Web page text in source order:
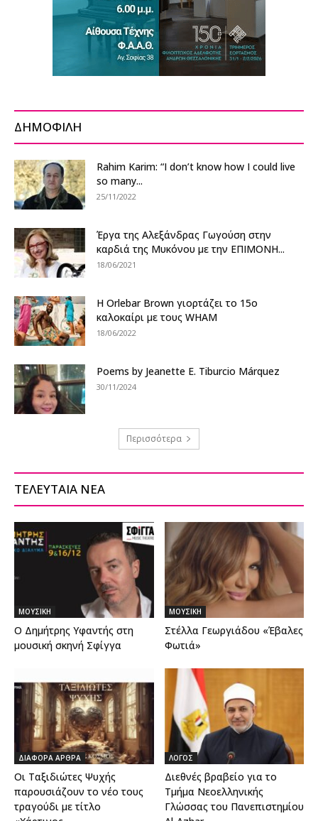
ΔΗΜΟΦΙΛΗ
Rahim Karim: “I don’t know how I could live
so many...
25/11/2022
Έργα της Αλεξάνδρας Γωγούση στην
καρδιά της Μυκόνου με την ΕΠΙΜΟΝΗ...
18/06/2021
Η Orlebar Brown γιορτάζει το 15ο
καλοκαίρι με τους WHAM
18/06/2022
Poems by Jeanette E. Tiburcio Márquez
30/11/2024
Περισσότερα
ΤΕΛΕΥΤΑΙΑ ΝΕΑ
ΜΟΥΣΙΚΗ
Ο Δημήτρης Υφαντής στη
μουσική σκηνή Σφίγγα
ΜΟΥΣΙΚΗ
Στέλλα Γεωργιάδου «Έβαλες
Φωτιά»
ΔΙΑΦΟΡΑ ΑΡΘΡΑ
Οι Ταξιδιώτες Ψυχής
παρουσιάζουν το νέο τους
τραγούδι με τίτλο
ΛΟΓΟΣ
Διεθνές βραβείο για το
Τμήμα Νεοελληνικής
Γλώσσας του Πανεπιστημίου